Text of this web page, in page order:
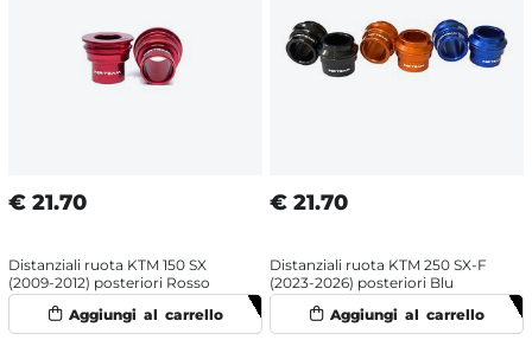
€ 21.70
Distanziali ruota KTM 150 SX
(2009-2012) posteriori Rosso
€ 21.70
Distanziali ruota KTM 250 SX-F
(2023-2026) posteriori Blu